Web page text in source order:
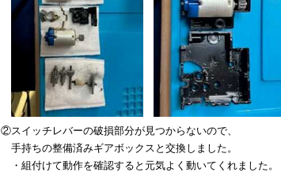
②スイッチレバーの破損部分が見つからないので、
手持ちの整備済みギアボックスと交換しました。
・組付けて動作を確認すると元気よく動いてくれました。